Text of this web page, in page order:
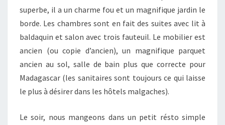
superbe, il a un charme fou et un magnifique jardin le
borde. Les chambres sont en fait des suites avec lit à
baldaquin et salon avec trois fauteuil. Le mobilier est
ancien (ou copie d’ancien), un magnifique parquet
ancien au sol, salle de bain plus que correcte pour
Madagascar (les sanitaires sont toujours ce qui laisse
le plus à désirer dans les hôtels malgaches).
Le soir, nous mangeons dans un petit résto simple